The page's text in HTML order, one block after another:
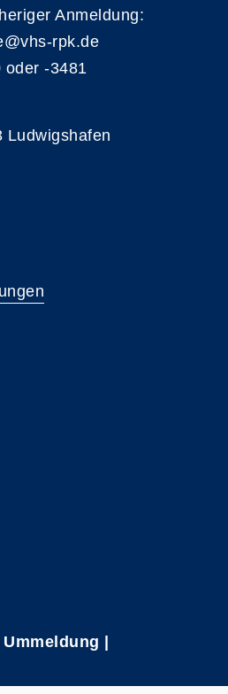
Anmeldung:
rpk.de
oder -3481
Ludwigshafen
|